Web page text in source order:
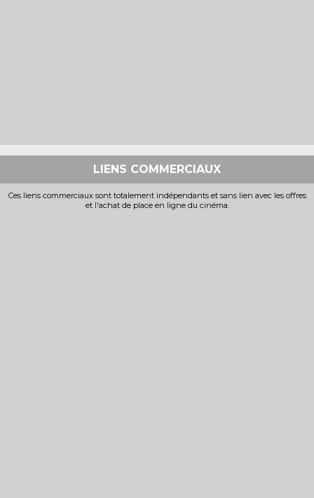
LIENS COMMERCIAUX
Ces liens commerciaux sont totalement indépendants et sans lien avec les offres
et l'achat de place en ligne du cinéma.